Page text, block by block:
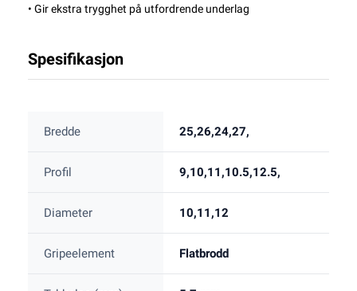
• Gir ekstra trygghet på utfordrende underlag
Spesifikasjon
Bredde 25,26,24,27,
Profil 9,10,11,10.5,12.5,
Diameter 10,11,12
Gripeelement Flatbrodd